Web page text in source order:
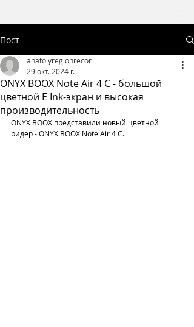
Пост
ONYX BOOX Note Air 4 С - большой
цветной E Ink-экран и высокая
производительность
anatolyregionrecor
29 окт. 2024 г.
ONYX BOOX представили новый цветной
ридер - ONYX BOOX Note Air 4 С.